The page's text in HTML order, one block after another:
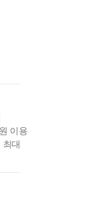
이용
대